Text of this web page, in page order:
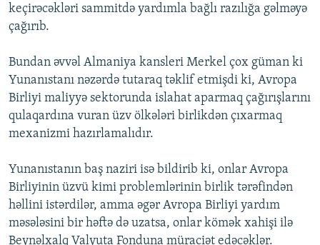
AZADLIQRADIOSU MOBIL TELEFONUNUZDA
XƏBƏR BÜLLETENLƏRIMIZ
RFE/RL-in bütün saytları
keçirəcəkləri sammitdə yardımla bağlı razılığa gəlməyə
çağırıb.
Bundan əvvəl Almaniya kansleri Merkel çox güman ki
Yunanıstanı nəzərdə tutaraq təklif etmişdi ki, Avropa
Birliyi maliyyə sektorunda islahat aparmaq çağırışlarını
qulaqardına vuran üzv ölkələri birlikdən çıxarmaq
mexanizmi hazırlamalıdır.
Yunanıstanın baş naziri isə bildirib ki, onlar Avropa
Birliyinin üzvü kimi problemlərinin birlik tərəfindən
həllini istərdilər, amma əgər Avropa Birliyi yardım
məsələsini bir həftə də uzatsa, onlar kömək xahişi ilə
Beynəlxalq Valyuta Fonduna müraciət edəcəklər.